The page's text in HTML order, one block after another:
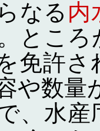
なる 内
とこ
免許さ
や数量
、水産